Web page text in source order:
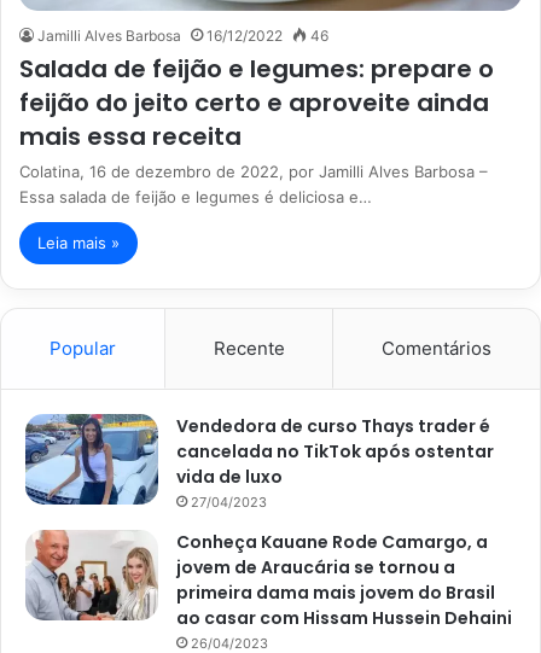
Jamilli Alves Barbosa 16/12/2022 46
Salada de feijão e legumes: prepare o
feijão do jeito certo e aproveite ainda
mais essa receita
Colatina, 16 de dezembro de 2022, por Jamilli Alves Barbosa –
Essa salada de feijão e legumes é deliciosa e…
Leia mais »
Popular Recente Comentários
Vendedora de curso Thays trader é
cancelada no TikTok após ostentar
vida de luxo
27/04/2023
Conheça Kauane Rode Camargo, a
jovem de Araucária se tornou a
primeira dama mais jovem do Brasil
ao casar com Hissam Hussein Dehaini
26/04/2023